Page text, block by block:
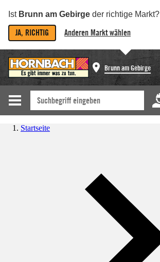
Ist Brunn am Gebirge der richtige Markt?
JA, RICHTIG Anderen Markt wählen
Brunn am Gebirge
Startseite